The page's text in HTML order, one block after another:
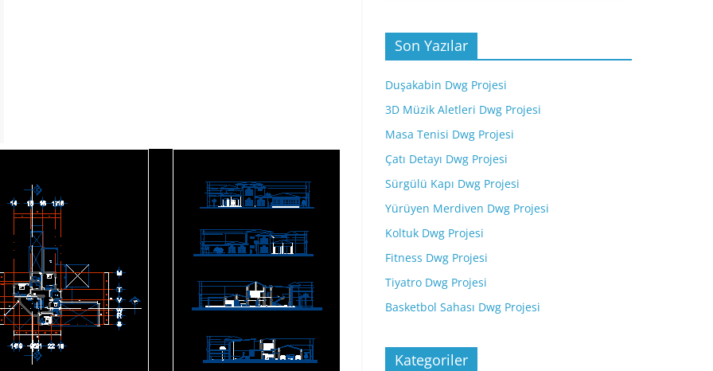
Son Yazılar
Duşakabin Dwg Projesi
3D Müzik Aletleri Dwg Projesi
Masa Tenisi Dwg Projesi
Çatı Detayı Dwg Projesi
Sürgülü Kapı Dwg Projesi
Yürüyen Merdiven Dwg Projesi
Koltuk Dwg Projesi
Fitness Dwg Projesi
Tiyatro Dwg Projesi
Basketbol Sahası Dwg Projesi
Kategoriler